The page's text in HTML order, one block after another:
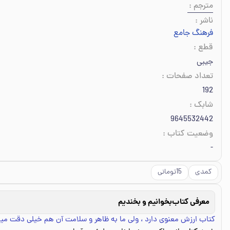
مترجم :
ناشر :
فرهنگ جامع
قطع :
جیبی
تعداد صفحات :
192
شابک :
9645532442
وضعیت کتاب :
-
کمدی 15تومانی
معرفی کتاببخوانیم و بخندیم
کتاب ارزش معنوی دارد ، ولی ما به ظاهر و سلامت آن هم خیلی دقت